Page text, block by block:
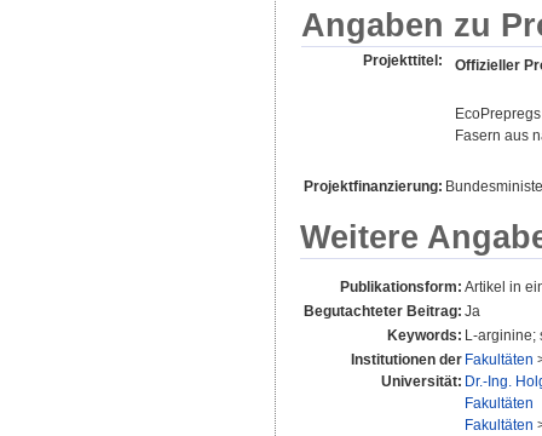
Angaben zu
Projekttitel: Offizieller
Fasern aus
Projektfinanzierung:
Weitere
Publikationsform: Artikel in
Begutachteter Beitrag: Ja
Keywords: L-arginine;
Institutionen der
Universität:
Fakultäten
Dr.-Ing.
Fakultäten
Fakultäten